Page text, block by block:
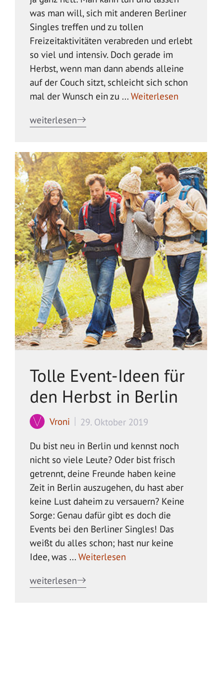
was man will, sich mit anderen Berliner
Singles treffen und zu tollen
Freizeitaktivitäten verabreden und erlebt
so viel und intensiv. Doch gerade im
Herbst, wenn man dann abends alleine
auf der Couch sitzt, schleicht sich schon
mal der Wunsch ein zu ... Weiterlesen
weiterlesen
Tolle Event-Ideen für
den Herbst in Berlin
Vroni
29. Oktober 2019
Du bist neu in Berlin und kennst noch
nicht so viele Leute? Oder bist frisch
getrennt, deine Freunde haben keine
Zeit in Berlin auszugehen, du hast aber
keine Lust daheim zu versauern? Keine
Sorge: Genau dafür gibt es doch die
Events bei den Berliner Singles! Das
weißt du alles schon; hast nur keine
Idee, was ... Weiterlesen
weiterlesen